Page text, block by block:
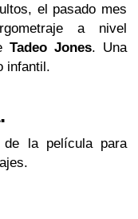
el pasado mes
a nivel
Tadeo Jones. Una
infantil.
de la película para